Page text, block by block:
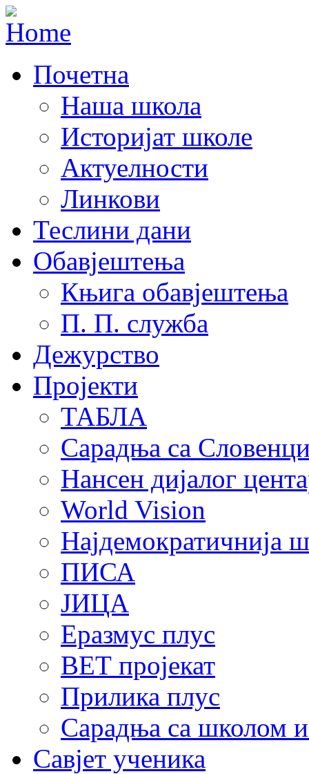
Почетна
Наша школа
Историјат школе
Актуелности
Линкови
Теслини дани
Обавјештења
Књига обавјештења
П. П. служба
Дежурство
Пројекти
ТАБЛА
Сарадња са
Нансен дијалог
World Vision
Најдемократичнија
ПИСА
ЈИЦА
Еразмус плус
ВЕТ пројекат
Прилика плус
Сарадња са школом
Савјет ученика